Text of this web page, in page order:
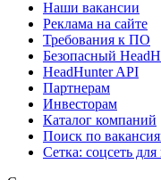
Наши вакансии
Реклама на сайте
Требования к ПО
Безопасный
HeadHunter API
Партнерам
Инвесторам
Каталог компаний
Поиск по
Сетка: соцсеть